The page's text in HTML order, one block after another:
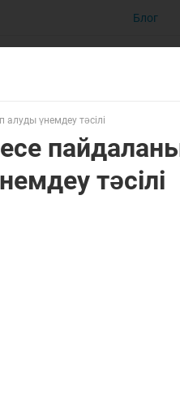
Блог
үнемдеу тәсілі
тәсілі